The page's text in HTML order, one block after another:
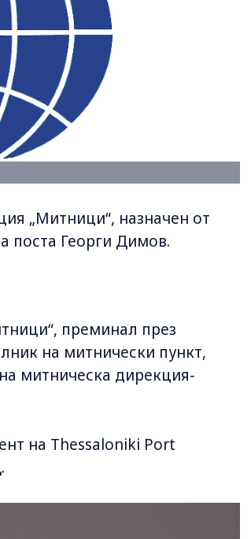
„Митници“, назначен от
поста Георги Димов.
преминал през
на митнически пункт,
митническа дирекция-
на Thessaloniki Port